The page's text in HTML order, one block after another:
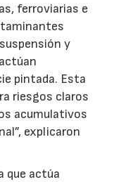
ferroviarias e
y
pintada. Esta
riesgos claros
acumulativos
explicaron
que actúa